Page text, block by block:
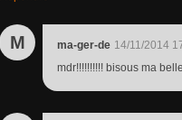
M ma-ger-de 14/11/2014
mdr!!!!!!!!!! bisous ma